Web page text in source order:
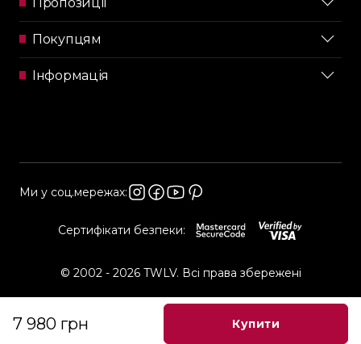
7 980 грн Купити
Покупцям
Інформація
Сертифікати безпеки:
Ми у соц.мережах:
© 2002 - 2026 TWLV. Всі права збережені